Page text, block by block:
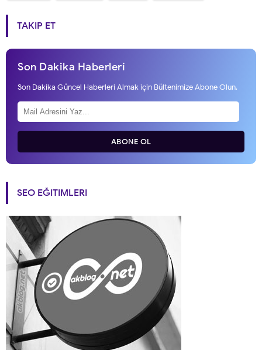
TAKIP ET
Son Dakika Haberleri
Son Dakika Güncel Haberleri Almak için Bültenimize Abone Olun.
ABONE OL
SEO EĞITIMLERI